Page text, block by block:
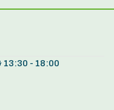
- 18:00